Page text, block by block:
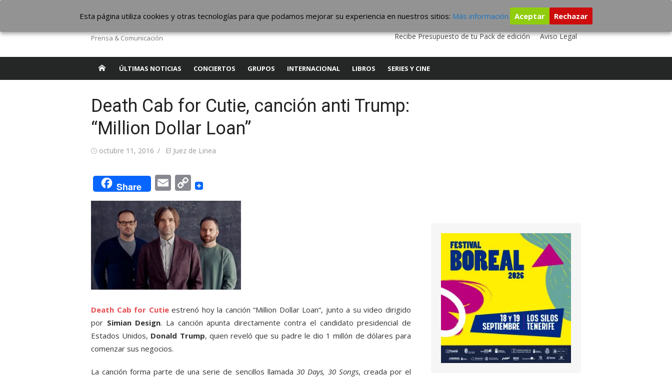
contenido
The Borderline Music
Prensa & Comunicación
QUIENES SOMOS CONTACTO SERVICIOS EDITA TU DISCO
ESTUDIO DE GRABACIÓN
Recibe Presupuesto de tu Pack de edición
Aviso Legal
ÚLTIMAS NOTICIAS CONCIERTOS GRUPOS INTERNACIONAL LIBROS SERIES Y CINE
Death Cab for Cutie, canción anti Trump:
“Million Dollar Loan”
Publicada
octubre 11, 2016 Autor
El Juez de Linea
Share EmailCopy
Link
Death Cab for Cutieestrenó hoy la canción “Million Dollar Loan“, junto a su video dirigido
por Simian Design. La canción apunta directamente contra el candidato presidencial de
Estados Unidos, Donald Trump, quien reveló que su padre le dio 1 millón de dólares para
comenzar sus negocios.
La canción forma parte de una serie de sencillos llamada 30 Days, 30 Songs, creada por el
Esta página utiliza cookies y otras tecnologías para que podamos mejorar su experiencia en nuestros sitios: Más información. Aceptar Rechazar